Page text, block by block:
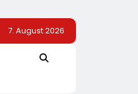
7. August 2026